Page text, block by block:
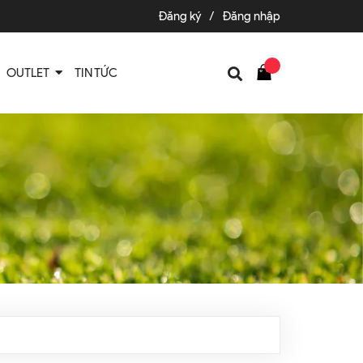
Đăng ký / Đăng nhập
OUTLET TIN TỨC